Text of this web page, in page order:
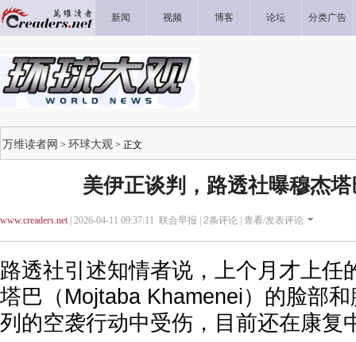
新闻 视频 博客 论坛 分类广告
万维读者网 > 环球大观 > 正文
美伊正谈判，路透社曝穆杰
www.creaders.net| 2026-04-11 09:37:11 联合早报 | 2条评论 | 查看/发表评论
路透社引述知情者说，上个月才上任
塔巴（Mojtaba Khamenei）的脸部
列的空袭行动中受伤，目前还在康复